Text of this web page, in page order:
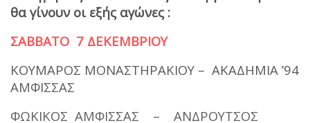
θα γίνουν οι εξής αγώνες :
ΣΑΒΒΑΤΟ 7 ΔΕΚΕΜΒΡΙΟΥ
ΚΟΥΜΑΡΟΣ ΜΟΝΑΣΤΗΡΑΚΙΟΥ – ΑΚΑΔΗΜΙΑ ’94
ΑΜΦΙΣΣΑΣ
ΦΩΚΙΚΟΣ ΑΜΦΙΣΣΑΣ – ΑΝΔΡΟΥΤΣΟΣ